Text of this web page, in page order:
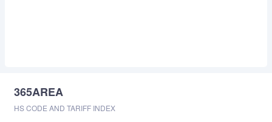
365AREA
HS CODE AND TARIFF INDEX